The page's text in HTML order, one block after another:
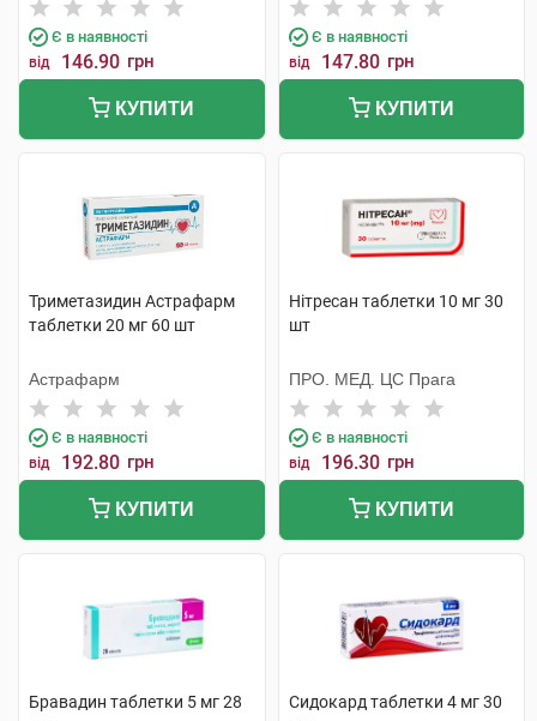
Є в наявності
від 146.90 грн
КУПИТИ
Є в наявності
від 147.80 грн
КУПИТИ
Триметазидин Астрафарм
таблетки 20 мг 60 шт
Астрафарм
Є в наявності
від 192.80 грн
КУПИТИ
Нітресан таблетки 10 мг 30
шт
ПРО. МЕД. ЦС Прага
Є в наявності
від 196.30 грн
КУПИТИ
Бравадин таблетки 5 мг 28
Сидокард таблетки 4 мг 30